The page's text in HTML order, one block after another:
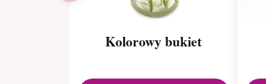
Kolorowy bukiet